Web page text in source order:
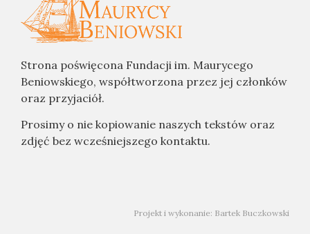
Strona poświęcona Fundacji im. Maurycego
Beniowskiego, współtworzona przez jej członków
oraz przyjaciół.
Prosimy o nie kopiowanie naszych tekstów oraz
zdjęć bez wcześniejszego kontaktu.
Projekt i wykonanie: Bartek Buczkowski